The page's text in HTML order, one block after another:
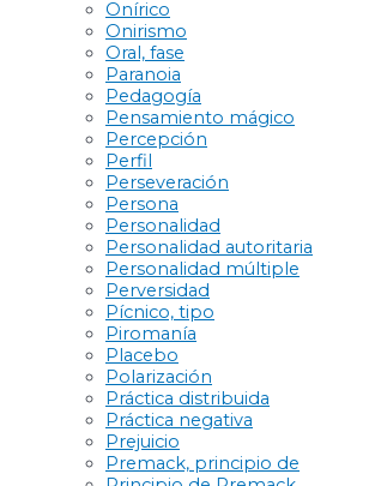
Onírico
Onirismo
Oral, fase
Paranoia
Pedagogía
Pensamiento mágico
Percepción
Perfil
Perseveración
Persona
Personalidad
Personalidad autoritaria
Personalidad múltiple
Perversidad
Pícnico, tipo
Piromanía
Placebo
Polarización
Práctica distribuida
Práctica negativa
Prejuicio
Premack, principio de